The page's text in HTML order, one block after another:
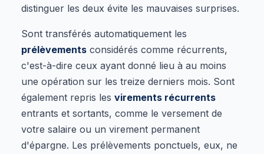
distinguer les deux évite les mauvaises surprises.
Sont transférés automatiquement les
prélèvements considérés comme récurrents,
c'est-à-dire ceux ayant donné lieu à au moins
une opération sur les treize derniers mois. Sont
également repris les virements récurrents
entrants et sortants, comme le versement de
votre salaire ou un virement permanent
d'épargne. Les prélèvements ponctuels, eux, ne